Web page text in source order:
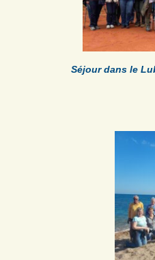
Séjour dans le